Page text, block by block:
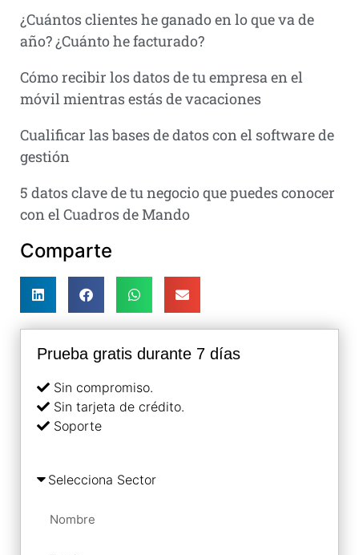
¿Cuántos clientes he ganado en lo que va de
año? ¿Cuánto he facturado?
Cómo recibir los datos de tu empresa en el
móvil mientras estás de vacaciones
Cualificar las bases de datos con el software de
gestión
5 datos clave de tu negocio que puedes conocer
con el Cuadros de Mando
Comparte
Prueba gratis durante 7 días
Sin compromiso.
Sin tarjeta de crédito.
Soporte